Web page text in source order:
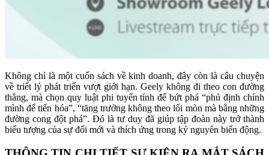
Không chỉ là một cuốn sách về kinh doanh, đây còn là câu chuyện
về triết lý phát triển vượt giới hạn. Geely không đi theo con đường
thẳng, mà chọn quy luật phi tuyến tính để bứt phá “phủ định chính
mình để tiến hóa”, “tăng trưởng không theo lối mòn mà bằng những
đường cong đột phá”. Đó là tư duy đã giúp tập đoàn này trở thành
biểu tượng của sự đổi mới và thích ứng trong kỷ nguyên biến động.